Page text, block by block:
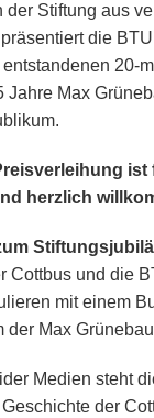
der Stiftung aus
die
20-
Jahre Max
ist
herzlich
Cottbus und die
mit einem
der Max
Medien steht
der